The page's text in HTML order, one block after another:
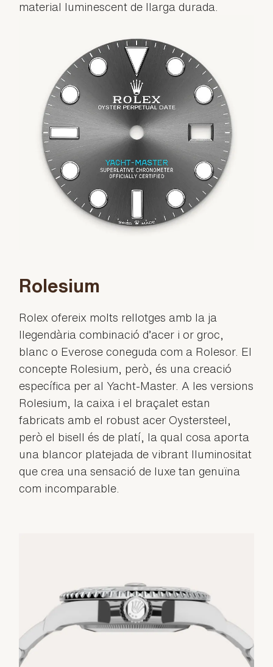
material luminescent de llarga durada.
Rolesium
Rolex ofereix molts rellotges amb la ja
llegendària combinació d’acer i or groc,
blanc o Everose coneguda com a Rolesor. El
concepte Rolesium, però, és una creació
específica per al Yacht-Master. A les versions
Rolesium, la caixa i el braçalet estan
fabricats amb el robust acer Oystersteel,
però el bisell és de platí, la qual cosa aporta
una blancor platejada de vibrant lluminositat
que crea una sensació de luxe tan genuïna
com incomparable.